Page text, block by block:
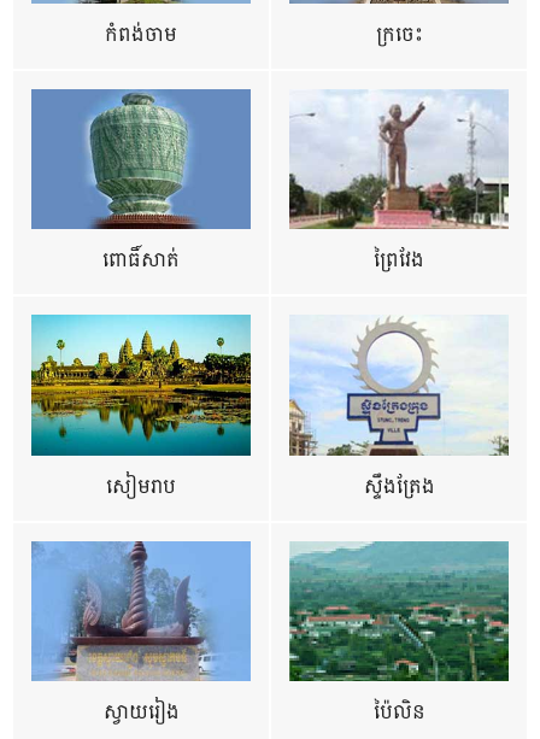
កំពង់ចាម ក្រចេះ
ពោធិ៍សាត់ ព្រៃវែង
សៀមរាប ស្ទឹងត្រែង
ស្វាយរៀង ប៉ៃលិន